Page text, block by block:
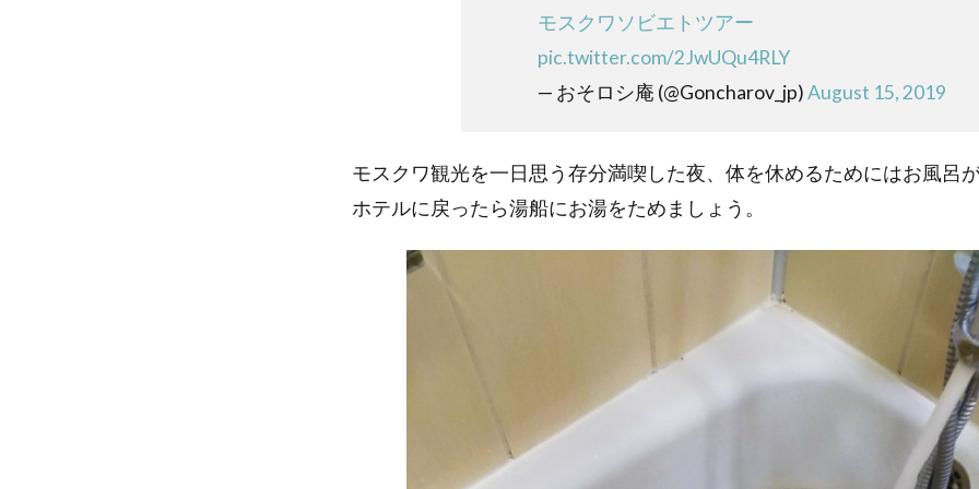
モスクワソビエトツアー
pic.twitter.com/2JwUQu4RLY
— おそロシ庵 (@Goncharov_jp)August 15, 2019
モスクワ観光を一日思う存分満喫した夜、体を休めるためにはお風呂
ホテルに戻ったら湯船にお湯をためましょう。